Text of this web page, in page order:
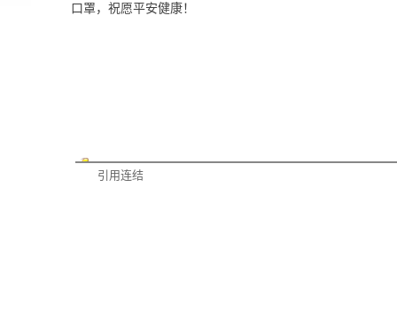
口罩，祝愿平安健康！
引用连结